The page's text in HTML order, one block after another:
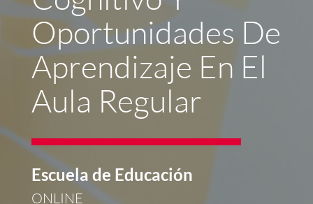
Oportunidades De
Aprendizaje En El
Aula Regular
Escuela de Educación
ONLINE